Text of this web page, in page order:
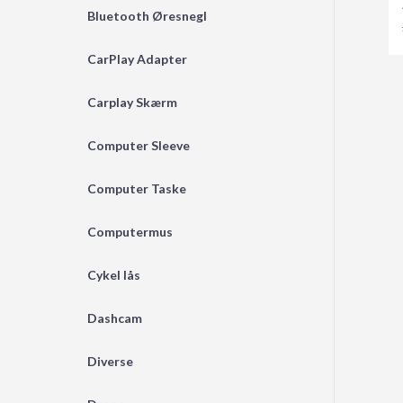
Bluetooth Øresnegl
CarPlay Adapter
Carplay Skærm
Computer Sleeve
Computer Taske
Computermus
Cykel lås
Dashcam
Diverse